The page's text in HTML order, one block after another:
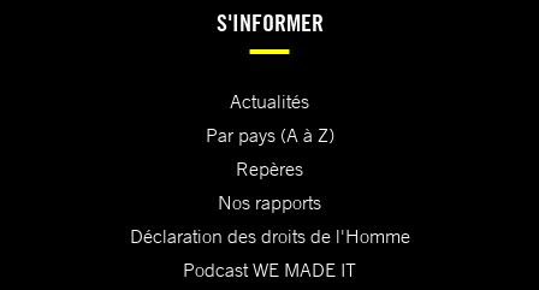
S'INFORMER
Actualités
Par pays (A à Z)
Repères
Nos rapports
Déclaration des droits de l'Homme
Podcast WE MADE IT